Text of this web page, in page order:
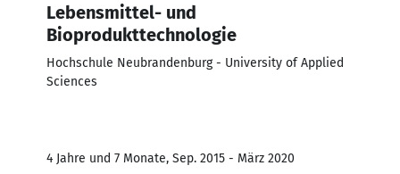
Lebensmittel- und
Bioprodukttechnologie
Hochschule Neubrandenburg - University of Applied
Sciences
4 Jahre und 7 Monate, Sep. 2015 - März 2020